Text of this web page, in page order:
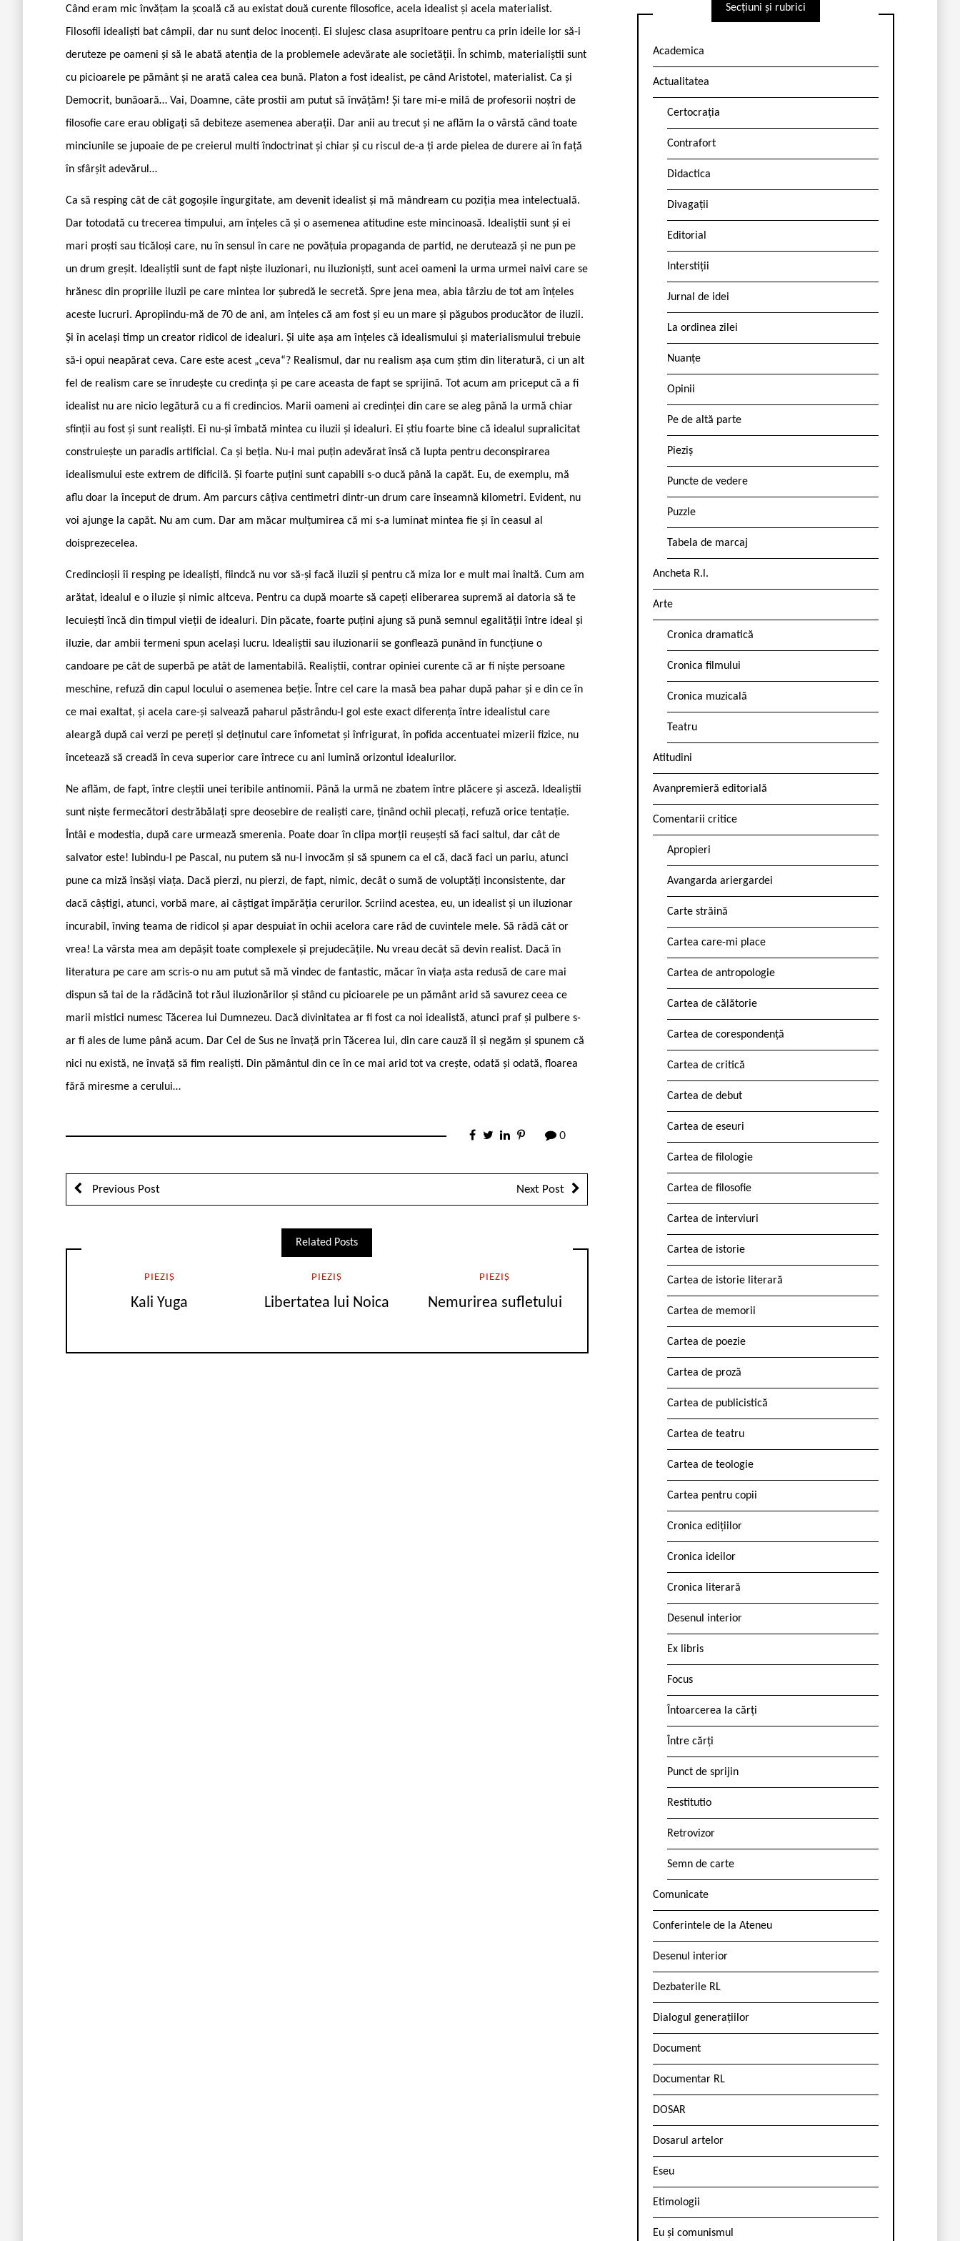
Când eram mic învățam la școală că au existat două curente filosofice, acela idealist și acela materialist.
Filosofii idealiști bat câmpii, dar nu sunt deloc inocenți. Ei slujesc clasa asupritoare pentru ca prin ideile lor să-i
deruteze pe oameni și să le abată atenția de la problemele adevărate ale societății. În schimb, materialiștii sunt
cu picioarele pe pământ și ne arată calea cea bună. Platon a fost idealist, pe când Aristotel, materialist. Ca și
Democrit, bunăoară… Vai, Doamne, câte prostii am putut să învățăm! Și tare mi-e milă de profesorii noștri de
filosofie care erau obligați să debiteze asemenea aberații. Dar anii au trecut și ne aflăm la o vârstă când toate
minciunile se jupoaie de pe creierul multi îndoctrinat și chiar și cu riscul de-a ți arde pielea de durere ai în față
în sfârșit adevărul…
Ca să resping cât de cât gogoșile îngurgitate, am devenit idealist și mă mândream cu poziția mea intelectuală.
Dar totodată cu trecerea timpului, am înțeles că și o asemenea atitudine este mincinoasă. Idealiștii sunt și ei
mari proști sau ticăloși care, nu în sensul în care ne povățuia propaganda de partid, ne derutează și ne pun pe
un drum greșit. Idealiștii sunt de fapt niște iluzionari, nu iluzioniști, sunt acei oameni la urma urmei naivi care se
hrănesc din propriile iluzii pe care mintea lor șubredă le secretă. Spre jena mea, abia târziu de tot am înțeles
aceste lucruri. Apropiindu-mă de 70 de ani, am înțeles că am fost și eu un mare și păgubos producător de iluzii.
Și în același timp un creator ridicol de idealuri. Și uite așa am înțeles că idealismului și materialismului trebuie
să-i opui neapărat ceva. Care este acest „ceva“? Realismul, dar nu realism așa cum știm din literatură, ci un alt
fel de realism care se înrudește cu credința și pe care aceasta de fapt se sprijină. Tot acum am priceput că a fi
idealist nu are nicio legătură cu a fi credincios. Marii oameni ai credinței din care se aleg până la urmă chiar
sfinții au fost și sunt realiști. Ei nu-și îmbată mintea cu iluzii și idealuri. Ei știu foarte bine că idealul supralicitat
construiește un paradis artificial. Ca și beția. Nu-i mai puțin adevărat însă că lupta pentru deconspirarea
idealismului este extrem de dificilă. Și foarte puțini sunt capabili s-o ducă până la capăt. Eu, de exemplu, mă
aflu doar la început de drum. Am parcurs câțiva centimetri dintr-un drum care înseamnă kilometri. Evident, nu
voi ajunge la capăt. Nu am cum. Dar am măcar mulțumirea că mi s-a luminat mintea fie și în ceasul al
doisprezecelea.
Credincioșii îi resping pe idealiști, fiindcă nu vor să-și facă iluzii și pentru că miza lor e mult mai înaltă. Cum am
arătat, idealul e o iluzie și nimic altceva. Pentru ca după moarte să capeți eliberarea supremă ai datoria să te
lecuiești încă din timpul vieții de idealuri. Din păcate, foarte puțini ajung să pună semnul egalității între ideal și
iluzie, dar ambii termeni spun același lucru. Idealiștii sau iluzionarii se gonflează punând în funcțiune o
candoare pe cât de superbă pe atât de lamentabilă. Realiștii, contrar opiniei curente că ar fi niște persoane
meschine, refuză din capul locului o asemenea beție. Între cel care la masă bea pahar după pahar și e din ce în
ce mai exaltat, și acela care-și salvează paharul păstrându-l gol este exact diferența între idealistul care
aleargă după cai verzi pe pereți și deținutul care înfometat și înfrigurat, în pofida accentuatei mizerii fizice, nu
încetează să creadă în ceva superior care întrece cu ani lumină orizontul idealurilor.
Ne aflăm, de fapt, între cleștii unei teribile antinomii. Până la urmă ne zbatem între plăcere și asceză. Idealiștii
sunt niște fermecători destrăbălați spre deosebire de realiști care, ținând ochii plecați, refuză orice tentație.
Întâi e modestia, după care urmează smerenia. Poate doar în clipa morții reușești să faci saltul, dar cât de
salvator este! Iubindu-l pe Pascal, nu putem să nu-l invocăm și să spunem ca el că, dacă faci un pariu, atunci
pune ca miză însăși viața. Dacă pierzi, nu pierzi, de fapt, nimic, decât o sumă de voluptăți inconsistente, dar
dacă câștigi, atunci, vorbă mare, ai câștigat împărăția cerurilor. Scriind acestea, eu, un idealist și un iluzionar
incurabil, înving teama de ridicol și apar despuiat în ochii acelora care râd de cuvintele mele. Să râdă cât or
vrea! La vârsta mea am depășit toate complexele și prejudecățile. Nu vreau decât să devin realist. Dacă în
literatura pe care am scris-o nu am putut să mă vindec de fantastic, măcar în viața asta redusă de care mai
dispun să tai de la rădăcină tot răul iluzionărilor și stând cu picioarele pe un pământ arid să savurez ceea ce
marii mistici numesc Tăcerea lui Dumnezeu. Dacă divinitatea ar fi fost ca noi idealistă, atunci praf și pulbere s-
ar fi ales de lume până acum. Dar Cel de Sus ne învață prin Tăcerea lui, din care cauză îl și negăm și spunem că
nici nu există, ne învață să fim realiști. Din pământul din ce în ce mai arid tot va crește, odată și odată, floarea
fără miresme a cerului…
0
Previous Post Next Post
Related Posts
PIEZIȘ
Kali Yuga
PIEZIȘ
Libertatea lui Noica
PIEZIȘ
Nemurirea sufletului
Secțiuni și rubrici
Academica
Actualitatea
Certocrația
Contrafort
Didactica
Divagații
Editorial
Interstiții
Jurnal de idei
La ordinea zilei
Nuanțe
Opinii
Pe de altă parte
Pieziș
Puncte de vedere
Puzzle
Tabela de marcaj
Ancheta R.l.
Arte
Cronica dramatică
Cronica filmului
Cronica muzicală
Teatru
Atitudini
Avanpremieră editorială
Comentarii critice
Apropieri
Avangarda ariergardei
Carte străină
Cartea care-mi place
Cartea de antropologie
Cartea de călătorie
Cartea de corespondență
Cartea de critică
Cartea de debut
Cartea de eseuri
Cartea de filologie
Cartea de filosofie
Cartea de interviuri
Cartea de istorie
Cartea de istorie literară
Cartea de memorii
Cartea de poezie
Cartea de proză
Cartea de publicistică
Cartea de teatru
Cartea de teologie
Cartea pentru copii
Cronica edițiilor
Cronica ideilor
Cronica literară
Desenul interior
Ex libris
Focus
Întoarcerea la cărți
Între cărți
Punct de sprijin
Restitutio
Retrovizor
Semn de carte
Comunicate
Conferintele de la Ateneu
Desenul interior
Dezbaterile RL
Dialogul generațiilor
Document
Documentar RL
DOSAR
Dosarul artelor
Eseu
Etimologii
Eu și comunismul